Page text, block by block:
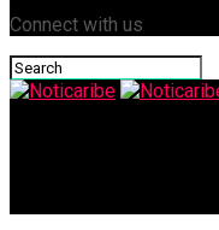
Connect with us